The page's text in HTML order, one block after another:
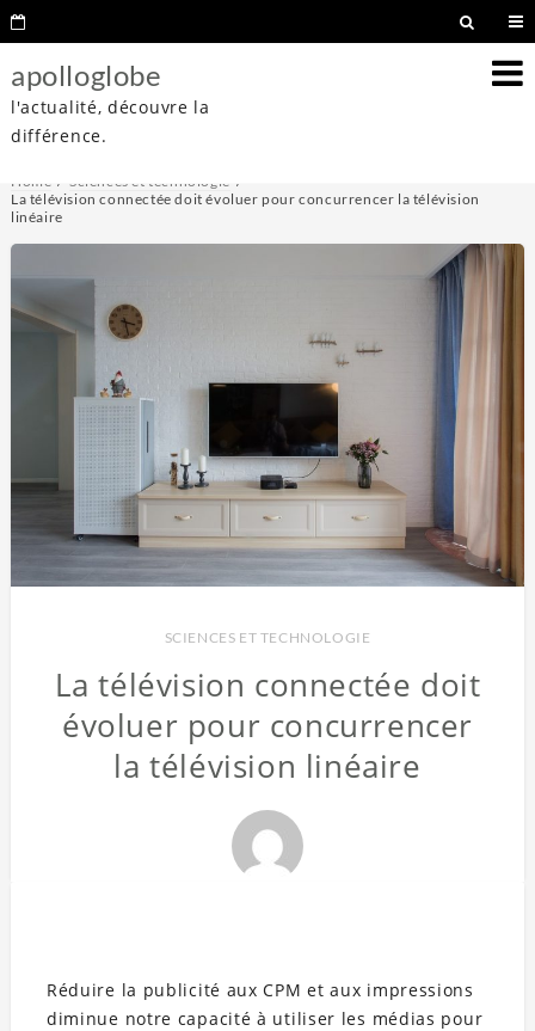
apolloglobe
l'actualité, découvre la
différence.
Home
Sciences et technologie
La télévision connectée doit évoluer pour concurrencer la télévision
linéaire
SCIENCES ET TECHNOLOGIE
La télévision connectée doit
évoluer pour concurrencer
la télévision linéaire
Réduire la publicité aux CPM et aux impressions
diminue notre capacité à utiliser les médias pour